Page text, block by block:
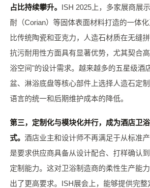
占比持续攀升。 ISH 2025上，多家展商展
耐（Corian）等固体表面材料打造的一体
比传统陶瓷和亚克力，人造石材质在无缝
抗污耐用性方面具有显著优势，尤其契合
浴空间"的设计需求。越来越多的五星级酒
盆、淋浴底盘等核心部件上选择人造石定
语言的统一和后期维护成本的降低。
第三，定制化与模块化并行，成为酒店卫
式。 酒店业主和设计师不再满足于从标准
是要求供应商具备从设计配合、打样确认
定制能力。这对卫浴制造商的柔性生产能
出了更高要求。ISH展会上，能够提供完